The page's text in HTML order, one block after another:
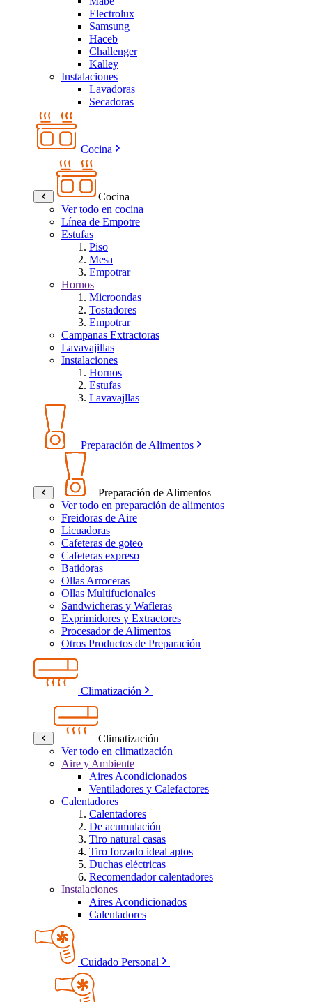
Electrolux
Samsung
Haceb
Challenger
Kalley
Instalaciones
Lavadoras
Secadoras
Cocina
Cocina
Ver todo en cocina
Línea de Empotre
Estufas
Piso
Mesa
Empotrar
Hornos
Microondas
Tostadores
Empotrar
Campanas Extractoras
Lavavajillas
Instalaciones
Hornos
Estufas
Lavavajllas
Preparación de Alimentos
Preparación de Alimentos
Ver todo en preparación de alimentos
Freidoras de Aire
Licuadoras
Cafeteras de goteo
Cafeteras expreso
Batidoras
Ollas Arroceras
Ollas Multifucionales
Sandwicheras y Wafleras
Exprimidores y Extractores
Procesador de Alimentos
Otros Productos de Preparación
Climatización
Climatización
Ver todo en climatización
Aire y Ambiente
Aires Acondicionados
Ventiladores y Calefactores
Calentadores
Calentadores
De acumulación
Tiro natural casas
Tiro forzado ideal aptos
Duchas eléctricas
Recomendador calentadores
Instalaciones
Aires Acondicionados
Calentadores
Cuidado Personal